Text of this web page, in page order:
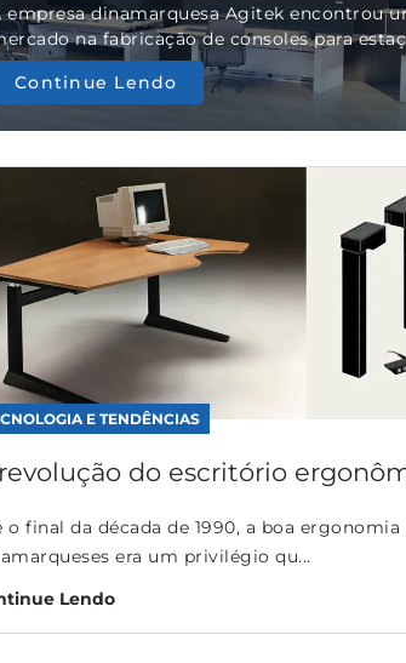
empresa dinamarquesa Agitek encontrou
na fabricação de consoles para
Continue Lendo
E TENDÊNCIAS
do escritório
o final da década de 1990, a boa
era um privilégio qu...
Lendo